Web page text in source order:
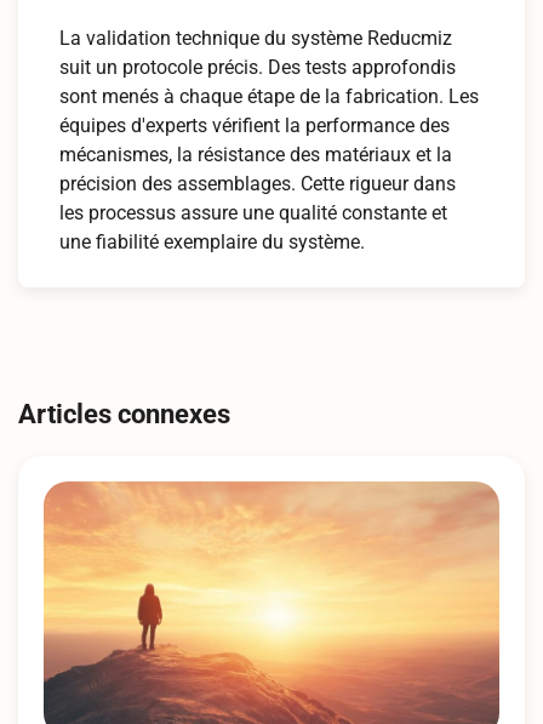
La validation technique du système Reducmiz
suit un protocole précis. Des tests approfondis
sont menés à chaque étape de la fabrication. Les
équipes d'experts vérifient la performance des
mécanismes, la résistance des matériaux et la
précision des assemblages. Cette rigueur dans
les processus assure une qualité constante et
une fiabilité exemplaire du système.
de
Articles connexes